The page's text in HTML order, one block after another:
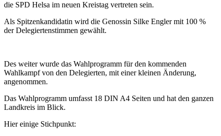
die SPD Helsa im neuen Kreistag vertreten sein.
Als Spitzenkandidatin wird die Genossin Silke Engler mit 100 %
der Delegiertenstimmen gewählt.
Des weiter wurde das Wahlprogramm für den kommenden
Wahlkampf von den Delegierten, mit einer kleinen Änderung,
angenommen.
Das Wahlprogramm umfasst 18 DIN A4 Seiten und hat den ganzen
Landkreis im Blick.
Hier einige Stichpunkt: